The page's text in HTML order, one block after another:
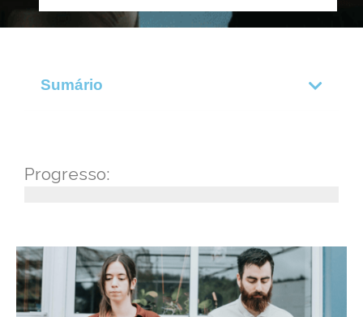
Sumário
Progresso: